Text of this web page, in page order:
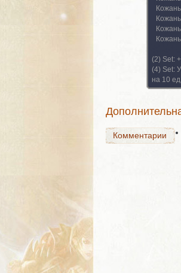
(2) Set:
(4) Set:
на 10
Комментарии
Комментарии
Комментарии